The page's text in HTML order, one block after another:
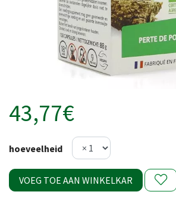
43,77€
hoeveelheid
VOEG TOE AAN WINKELKAR